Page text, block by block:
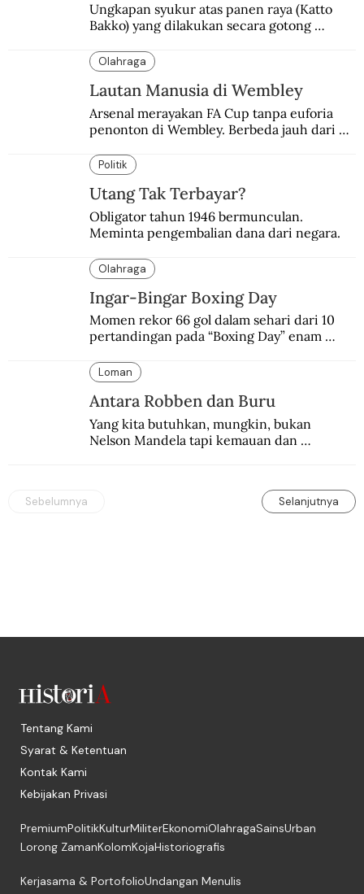
Ungkapan syukur atas panen raya (Katto
Bakko) yang dilakukan secara gotong
Olahraga
Lautan Manusia di Wembley
Arsenal merayakan FA Cup tanpa euforia
penonton di Wembley. Berbeda jauh dari
silam.
Politik
Utang Tak Terbayar?
Obligator tahun 1946 bermunculan.
Meminta pengembalian dana dari negara.
Olahraga
Ingar-Bingar Boxing Day
Momen rekor 66 gol dalam sehari dari 10
pertandingan pada “Boxing Day” enam
Manchester United 6-1.
Loman
Antara Robben dan Buru
Yang kita butuhkan, mungkin, bukan
Nelson Mandela tapi kemauan dan
Sebelumnya Selanjutnya
Tentang Kami
Syarat & Ketentuan
Kontak Kami
Kebijakan Privasi
PremiumPolitikKulturMiliterEkonomiOlahragaSainsUrban
Lorong ZamanKolomKojaHistoriografis
Kerjasama & PortofolioUndangan Menulis